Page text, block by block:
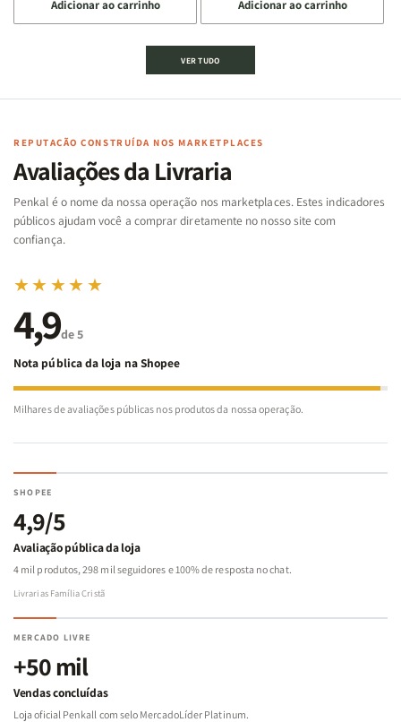
quantidade
de
Cartas
Famílias
Bíblia
-
Penkal
quantidade
de
Jogo
Cartas
Famílias
da
Bíblia
-
Penkal
Adicionar ao carrinho
quantidade
de
Jogo
|
de
quantidade
de
|
Adicionar ao carrinho
VER TUDO
REPUTAÇÃO CONSTRUÍDA NOS MARKETPLACES
Avaliações da Livraria
Penkal é o nome da nossa operação nos marketplaces. Estes indicadores
públicos ajudam você a comprar diretamente no nosso site com
confiança.
★★★★★
4,9de 5
Nota pública da loja na Shopee
Milhares de avaliações públicas nos produtos da nossa operação.
SHOPEE
4,9/5
Avaliação pública da loja
4 mil produtos, 298 mil seguidores e 100% de resposta no chat.
Livrarias Família Cristã
MERCADO LIVRE
+50 mil
Vendas concluídas
Loja oficial Penkall com selo MercadoLíder Platinum.